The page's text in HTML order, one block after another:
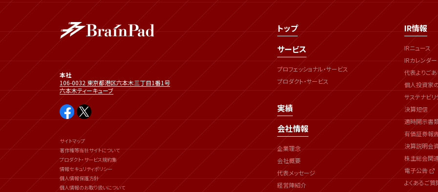
トップ
サービス
プロフェッショナル・サービス
プロダクト・サービス
実績
会社情報
企業理念
会社概要
代表メッセージ
経営陣紹介
IR情報
IRニュース
IRカレンダー
代表よりご
個人投資家
サステナビリ
決算短信
適時開示書
有価証券報
決算説明会
株主総会関
電子公告
よくあるご質
本社
106-0032 東京都港区六本木三丁目1番1号
六本木ティーキューブ
サイトマップ
著作権等当社サイトについて
プロダクト・サービス規約集
情報セキュリティポリシー
個人情報保護方針
個人情報のお取り扱いについて